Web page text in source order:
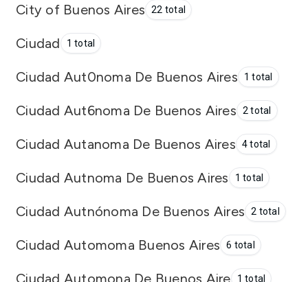
City of Buenos Aires 22 total
Ciudad 1 total
Ciudad Aut0noma De Buenos Aires 1 total
Ciudad Aut6noma De Buenos Aires 2 total
Ciudad Autanoma De Buenos Aires 4 total
Ciudad Autnoma De Buenos Aires 1 total
Ciudad Autnónoma De Buenos Aires 2 total
Ciudad Automoma Buenos Aires 6 total
Ciudad Automona De Buenos Aire 1 total